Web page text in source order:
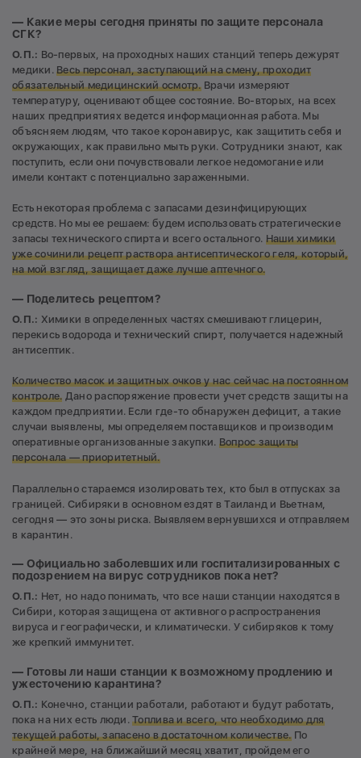
— Какие меры сегодня приняты по защите персонала
СГК?
О.П.: Во-первых, на проходных наших станций теперь дежурят
медики.Весь персонал, заступающий на смену, проходит
обязательный медицинский осмотр.Врачи измеряют
температуру, оценивают общее состояние. Во-вторых, на всех
наших предприятиях ведется информационная работа. Мы
объясняем людям, что такое коронавирус, как защитить себя и
окружающих, как правильно мыть руки. Сотрудники знают, как
поступить, если они почувствовали легкое недомогание или
имели контакт с потенциально зараженными.
Есть некоторая проблема с запасами дезинфицирующих
средств. Но мы ее решаем: будем использовать стратегические
запасы технического спирта и всего остального. Наши химики
уже сочинили рецепт раствора антисептического геля, который,
на мой взгляд, защищает даже лучше аптечного.
— Поделитесь рецептом?
О.П.: Химики в определенных частях смешивают глицерин,
перекись водорода и технический спирт, получается надежный
антисептик.
Количество масок и защитных очков у нас сейчас на постоянном
контроле. Дано распоряжение провести учет средств защиты на
каждом предприятии. Если где-то обнаружен дефицит, а такие
случаи выявлены, мы определяем поставщиков и производим
оперативные организованные закупки. Вопрос защиты
персонала — приоритетный.
Параллельно стараемся изолировать тех, кто был в отпусках за
границей. Сибиряки в основном ездят в Таиланд и Вьетнам,
сегодня — это зоны риска. Выявляем вернувшихся и отправляем
в карантин.
— Официально заболевших или госпитализированных с
подозрением на вирус сотрудников пока нет?
О.П.: Нет, но надо понимать, что все наши станции находятся в
Сибири, которая защищена от активного распространения
вируса и географически, и климатически. У сибиряков к тому
же крепкий иммунитет.
— Готовы ли наши станции к возможному продлению и
ужесточению карантина?
О.П.: Конечно, станции работали, работают и будут работать,
пока на них есть люди.Топлива и всего, что необходимо для
текущей работы, запасено в достаточном количестве.По
крайней мере, на ближайший месяц хватит, пройдем его